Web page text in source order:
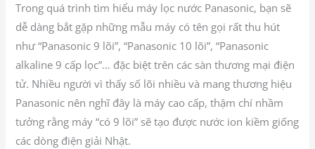
Trong quá trình tìm hiểu máy lọc nước Panasonic, bạn sẽ
dễ dàng bắt gặp những mẫu máy có tên gọi rất thu hút
như “Panasonic 9 lõi”, “Panasonic 10 lõi”, “Panasonic
alkaline 9 cấp lọc”… đặc biệt trên các sàn thương mại điện
tử. Nhiều người vì thấy số lõi nhiều và mang thương hiệu
Panasonic nên nghĩ đây là máy cao cấp, thậm chí nhầm
tưởng rằng máy “có 9 lõi” sẽ tạo được nước ion kiềm giống
các dòng điện giải Nhật.